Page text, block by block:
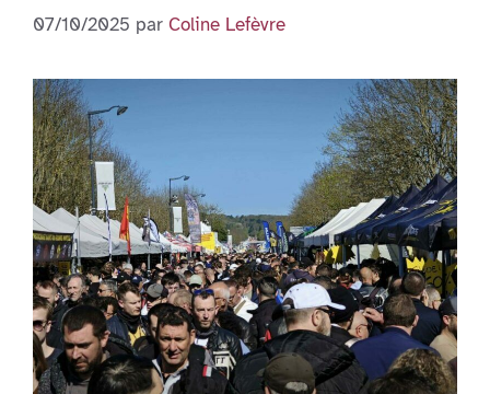
07/10/2025 par Coline Lefèvre